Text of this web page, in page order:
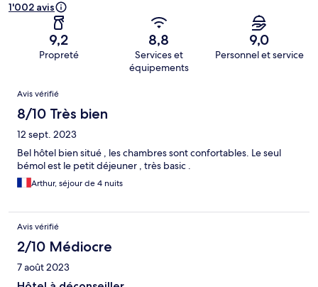
1'002 avis
9,2
Propreté
8,8
Services et
équipements
9,0
Personnel et service
Avis
Avis vérifié
8/10 Très bien
12 sept. 2023
Bel hôtel bien situé , les chambres sont confortables. Le seul
bémol est le petit déjeuner , très basic .
Arthur, séjour de 4 nuits
Avis vérifié
2/10 Médiocre
7 août 2023